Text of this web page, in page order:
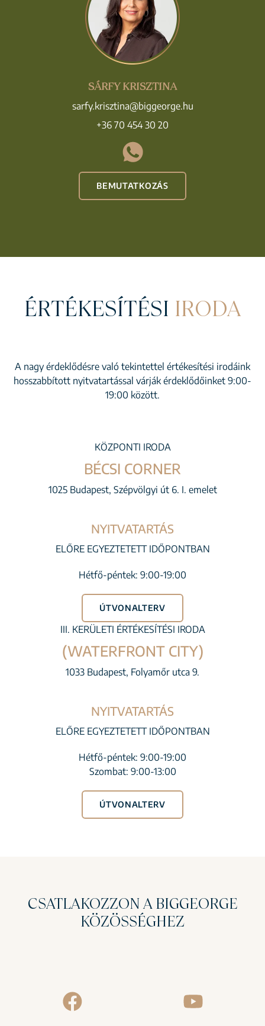
SÁRFY KRISZTINA
sarfy.krisztina@biggeorge.hu
+36 70 454 30 20
BEMUTATKOZÁS
ÉRTÉKESÍTÉSI IRODA
A nagy érdeklődésre való tekintettel értékesítési irodáink
hosszabbított nyitvatartással várják érdeklődőinket 9:00-
19:00 között.
KÖZPONTI IRODA
BÉCSI CORNER
1025 Budapest, Szépvölgyi út 6. I. emelet
NYITVATARTÁS
ELŐRE EGYEZTETETT IDŐPONTBAN
Hétfő-péntek: 9:00-19:00
ÚTVONALTERV
III. KERÜLETI ÉRTÉKESÍTÉSI IRODA
(WATERFRONT CITY)
1033 Budapest, Folyamőr utca 9.
NYITVATARTÁS
ELŐRE EGYEZTETETT IDŐPONTBAN
Hétfő-péntek: 9:00-19:00
Szombat: 9:00-13:00
ÚTVONALTERV
CSATLAKOZZON A BIGGEORGE
KÖZÖSSÉGHEZ